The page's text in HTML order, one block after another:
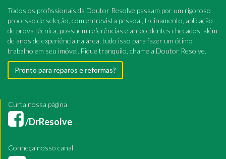
Todos os profissionais da Doutor Resolve passam por um rigoroso
processo de seleção, com entrevista pessoal, treinamento, aplicação
de prova técnica, possuem referências e antecedentes checados, além
de anos de experiência na área, tudo isso para fazer um ótimo
trabalho em seu imóvel. Fique tranquilo, chame a Doutor Resolve.
Pronto para reparos e reformas?
Curta nossa página
/DrResolve
Conheça nosso canal